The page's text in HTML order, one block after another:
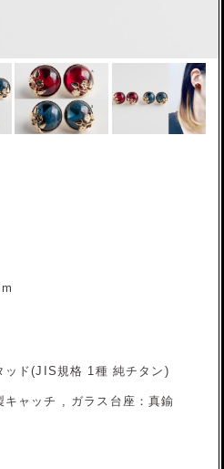
ッド(JIS規格 1種 純チタン)
キャッチ , ガラス台座：真鍮